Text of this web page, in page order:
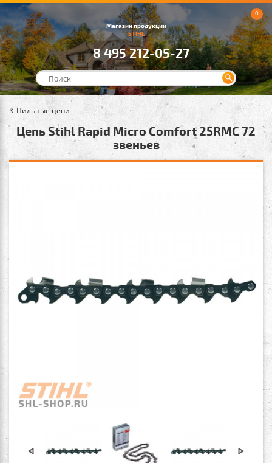
Магазин продукции
STIHL
8 495 212-05-27
0
Пильные цепи
Цепь Stihl Rapid Micro Comfort 25RMC 72
звеньев